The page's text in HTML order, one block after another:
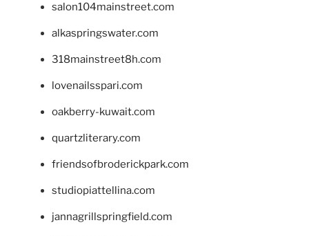
salon104mainstreet.com
alkaspringswater.com
318mainstreet8h.com
lovenailsspari.com
oakberry-kuwait.com
quartzliterary.com
friendsofbroderickpark.com
studiopiattellina.com
jannagrillspringfield.com